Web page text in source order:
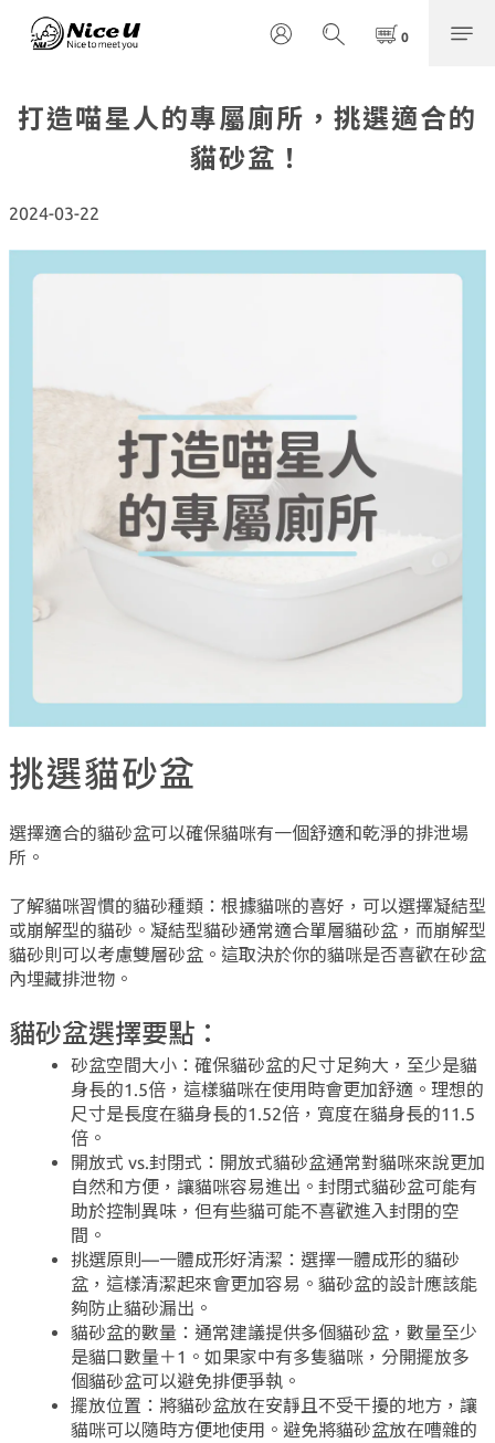
打造喵星人的專屬廁所，挑選適合的
貓砂盆！
2024-03-22
挑選貓砂盆
選擇適合的貓砂盆可以確保貓咪有一個舒適和乾淨的排泄場
所。
了解貓咪習慣的貓砂種類：根據貓咪的喜好，可以選擇凝結型
或崩解型的貓砂。凝結型貓砂通常適合單層貓砂盆，而崩解型
貓砂則可以考慮雙層砂盆。這取決於你的貓咪是否喜歡在砂盆
內埋藏排泄物。
貓砂盆選擇要點：
砂盆空間大小：確保貓砂盆的尺寸足夠大，至少是貓
身長的1.5倍，這樣貓咪在使用時會更加舒適。理想的
尺寸是長度在貓身長的1.52倍，寬度在貓身長的11.5
倍。
開放式 vs.封閉式：開放式貓砂盆通常對貓咪來說更加
自然和方便，讓貓咪容易進出。封閉式貓砂盆可能有
助於控制異味，但有些貓可能不喜歡進入封閉的空
間。
挑選原則—一體成形好清潔：選擇一體成形的貓砂
盆，這樣清潔起來會更加容易。貓砂盆的設計應該能
夠防止貓砂漏出。
貓砂盆的數量：通常建議提供多個貓砂盆，數量至少
是貓口數量＋1。如果家中有多隻貓咪，分開擺放多
個貓砂盆可以避免排便爭執。
擺放位置：將貓砂盆放在安靜且不受干擾的地方，讓
貓咪可以隨時方便地使用。避免將貓砂盆放在嘈雜的